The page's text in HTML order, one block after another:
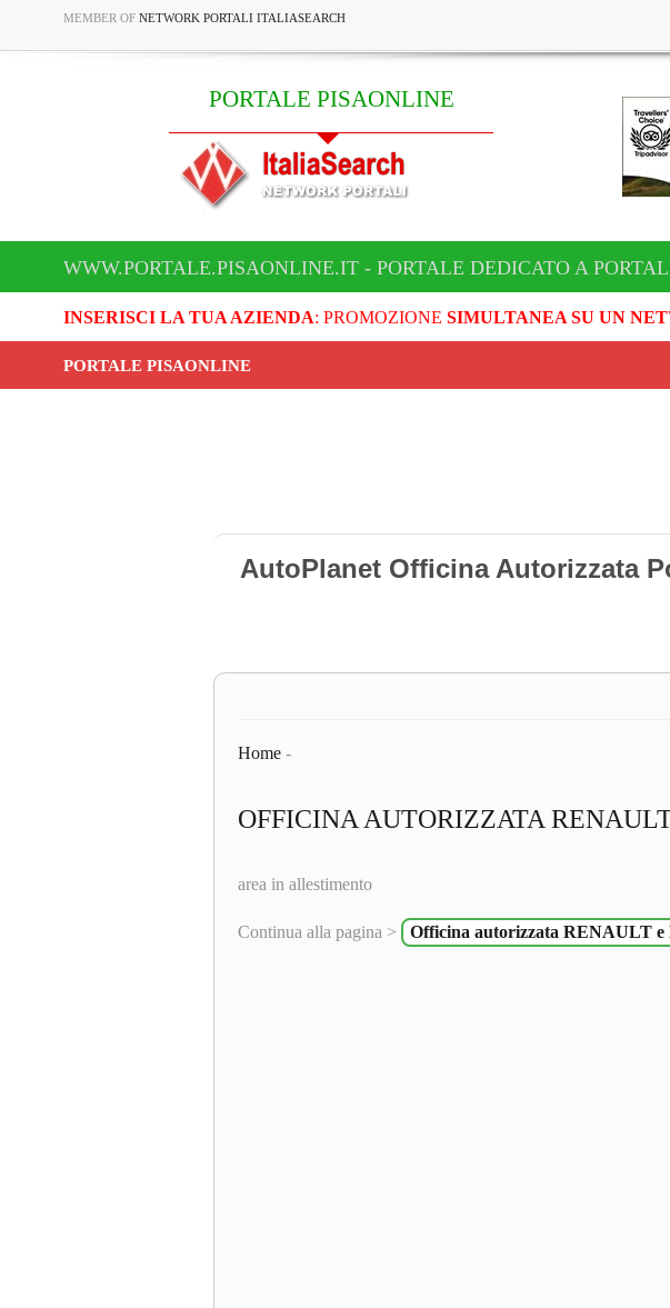
MEMBER OF NETWORK PORTALI ITALIASEARCH
PORTALE PISAONLINE
WWW.PORTALE.PISAONLINE.IT - PORTALE DEDICATO A
INSERISCI LA TUA AZIENDA: PROMOZIONE SIMULTANEA SU UN
PORTALE PISAONLINE
AutoPlanet Officina Autorizzata
Home -
OFFICINA AUTORIZZATA
area in allestimento
Continua alla pagina > Officina autorizzata